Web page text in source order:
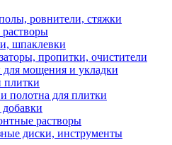
ровнители, стяжки
шпаклевки
пропитки, очистители
мощения и укладки
плитки
полотна для плитки
растворы
диски, инструменты